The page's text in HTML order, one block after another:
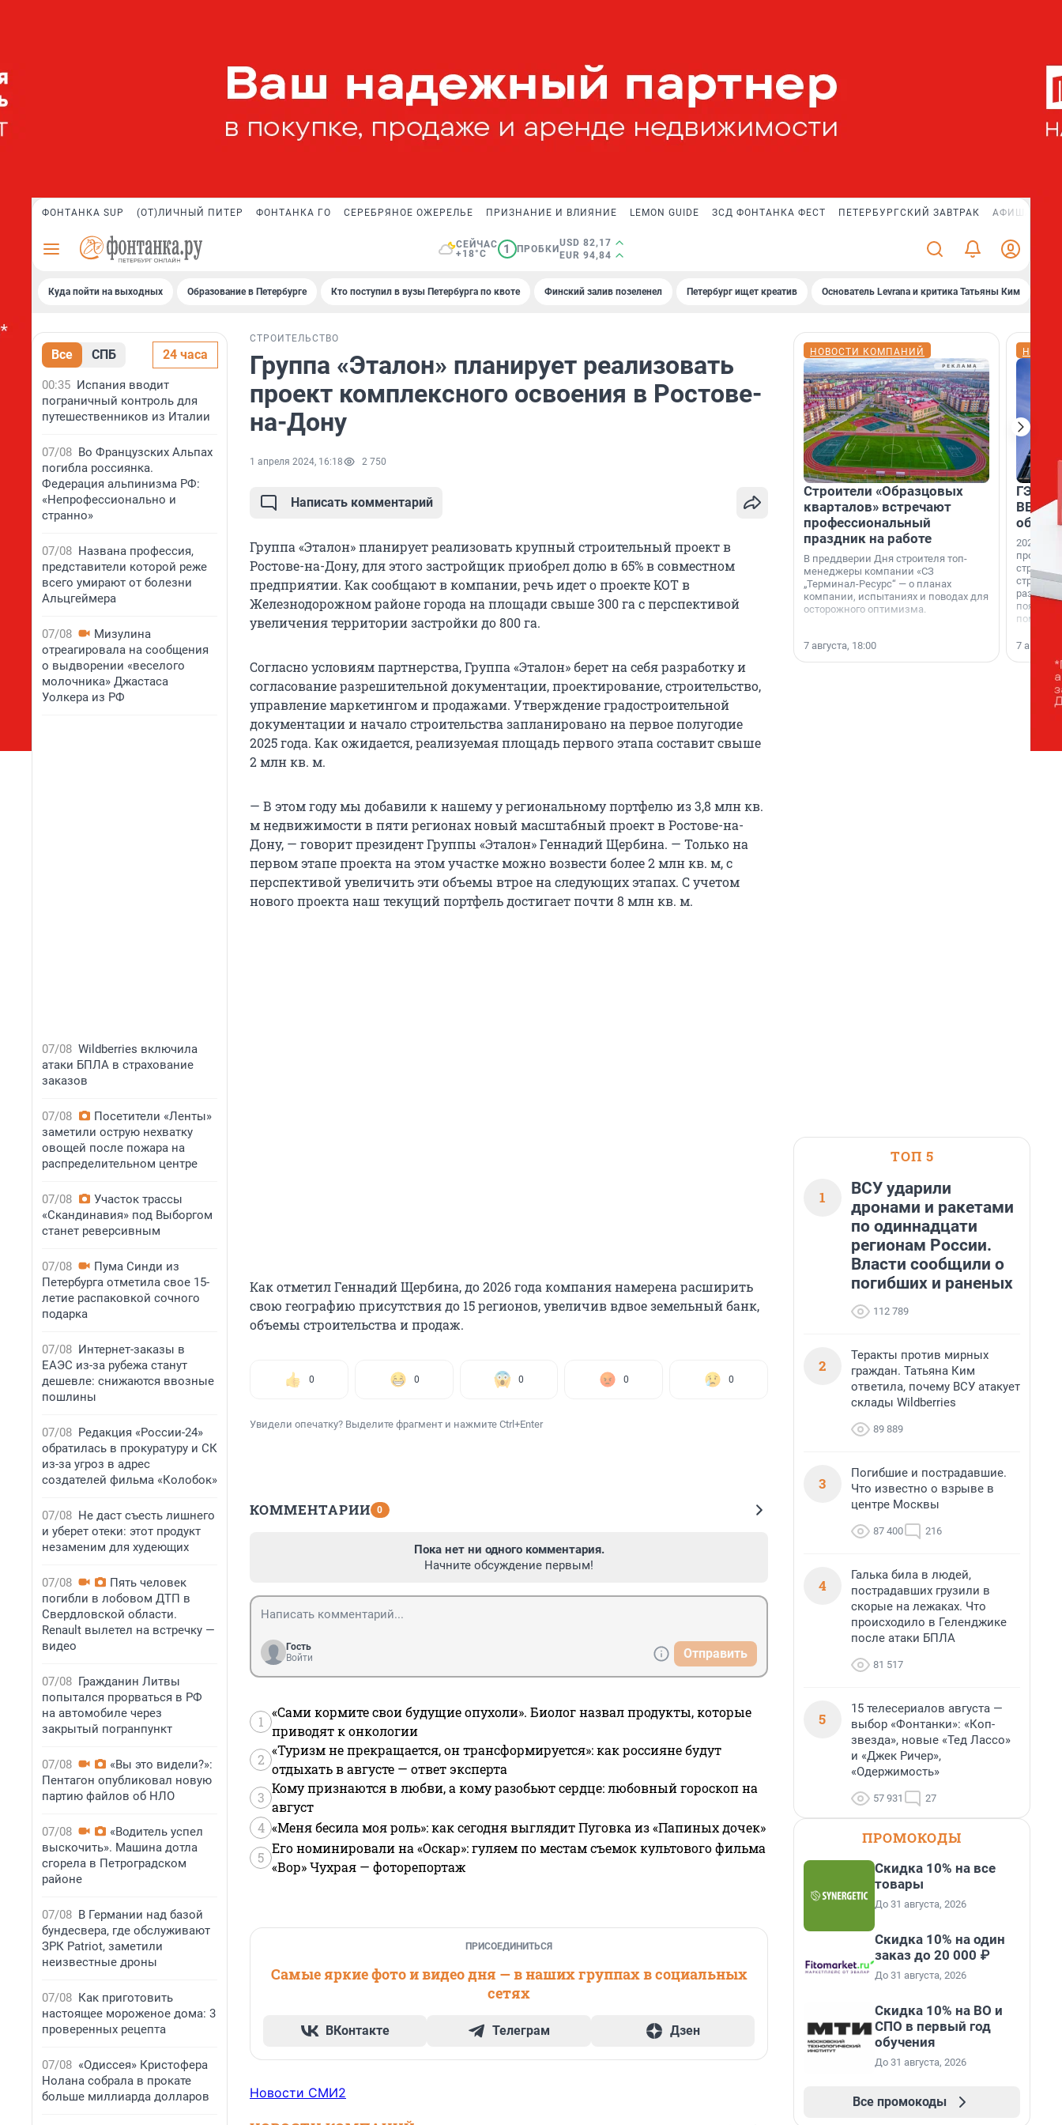
ФОНТАНКА SUP (ОТ)ЛИЧНЫЙ ПИТЕР ФОНТАНКА ГО СЕРЕБРЯНОЕ ОЖЕРЕЛЬЕ ПРИЗНАНИЕ И ВЛИЯНИЕ LEMON GUIDE ЗСД ФОНТАНКА ФЕСТ ПЕТЕРБУРГСКИЙ ЗАВТРАК АФИША PLUS
СЕЙЧАС
+18°C
1 ПРОБКИ
USD 82,17
EUR 94,84
Куда пойти на выходных Образование в Петербурге Кто поступил в вузы Петербурга по квоте Финский залив позеленел Петербург ищет креатив Основатель Levrana и критика Татьяны Ким
Все СПБ 24 часа
00:35 Испания вводит
пограничный контроль для
путешественников из Италии
07/08 Во Французских Альпах
погибла россиянка.
Федерация альпинизма РФ:
«Непрофессионально и
странно»
07/08 Названа профессия,
представители которой реже
всего умирают от болезни
Альцгеймера
07/08
Мизулина
отреагировала на сообщения
о выдворении «веселого
молочника» Джастаса
Уолкера из РФ
07/08 Wildberries включила
атаки БПЛА в страхование
заказов
07/08
Посетители «Ленты»
заметили острую нехватку
овощей после пожара на
распределительном центре
07/08
Участок трассы
«Скандинавия» под Выборгом
станет реверсивным
07/08
Пума Синди из
Петербурга отметила свое 15-
летие распаковкой сочного
подарка
07/08 Интернет-заказы в
ЕАЭС из-за рубежа станут
дешевле: снижаются ввозные
пошлины
07/08 Редакция «России-24»
обратилась в прокуратуру и СК
из-за угроз в адрес
создателей фильма «Колобок»
07/08 Не даст съесть лишнего
и уберет отеки: этот продукт
незаменим для худеющих
07/08
Пять человек
погибли в лобовом ДТП в
Свердловской области.
Renault вылетел на встречку —
видео
07/08 Гражданин Литвы
попытался прорваться в РФ
на автомобиле через
закрытый погранпункт
07/08
«Вы это видели?»:
Пентагон опубликовал новую
партию файлов об НЛО
07/08
«Водитель успел
выскочить». Машина дотла
сгорела в Петроградском
районе
07/08 В Германии над базой
бундесвера, где обслуживают
ЗРК Patriot, заметили
неизвестные дроны
07/08 Как приготовить
настоящее мороженое дома: 3
проверенных рецепта
07/08 «Одиссея» Кристофера
Нолана собрала в прокате
больше миллиарда долларов
СТРОИТЕЛЬСТВО
Группа «Эталон» планирует реализовать
проект комплексного освоения в Ростове-
на-Дону
1 апреля 2024, 16:18 2 750
Написать комментарий
Группа «Эталон» планирует реализовать крупный строительный проект в
Ростове-на-Дону, для этого застройщик приобрел долю в 65% в совместном
предприятии. Как сообщают в компании, речь идет о проекте КОТ в
Железнодорожном районе города на площади свыше 300 га с перспективой
увеличения территории застройки до 800 га.
Согласно условиям партнерства, Группа «Эталон» берет на себя разработку и
согласование разрешительной документации, проектирование, строительство,
управление маркетингом и продажами. Утверждение градостроительной
документации и начало строительства запланировано на первое полугодие
2025 года. Как ожидается, реализуемая площадь первого этапа составит свыше
2 млн кв. м.
— В этом году мы добавили к нашему у региональному портфелю из 3,8 млн кв.
м недвижимости в пяти регионах новый масштабный проект в Ростове-на-
Дону, — говорит президент Группы «Эталон» Геннадий Щербина. — Только на
первом этапе проекта на этом участке можно возвести более 2 млн кв. м, с
перспективой увеличить эти объемы втрое на следующих этапах. С учетом
нового проекта наш текущий портфель достигает почти 8 млн кв. м.
Как отметил Геннадий Щербина, до 2026 года компания намерена расширить
свою географию присутствия до 15 регионов, увеличив вдвое земельный банк,
объемы строительства и продаж.
0 0 0 0 0
Увидели опечатку? Выделите фрагмент и нажмите Ctrl+Enter
КОММЕНТАРИИ 0
Пока нет ни одного комментария.
Начните обсуждение первым!
Гость
Войти
Отправить
1
«Сами кормите свои будущие опухоли». Биолог назвал продукты, которые
приводят к онкологии
2
«Туризм не прекращается, он трансформируется»: как россияне будут
отдыхать в августе — ответ эксперта
3
Кому признаются в любви, а кому разобьют сердце: любовный гороскоп на
август
4 «Меня бесила моя роль»: как сегодня выглядит Пуговка из «Папиных дочек»
5
Его номинировали на «Оскар»: гуляем по местам съемок культового фильма
«Вор» Чухрая — фоторепортаж
ПРИСОЕДИНИТЬСЯ
Самые яркие фото и видео дня — в наших группах в социальных
сетях
ВКонтакте Телеграм Дзен
Новости СМИ2
НОВОСТИ КОМПАНИЙ
Строители «Образцовых
кварталов» встречают
профессиональный
праздник на работе
В преддверии Дня строителя топ-
менеджеры компании «СЗ
„Терминал-Ресурс“ — о планах
компании, испытаниях и поводах для
осторожного оптимизма.
7 августа, 18:00
ГЭС,
ВВП: в
об
2026-й —
раз. В
7
ТОП 5
1
ВСУ ударили
дронами и ракетами
по одиннадцати
регионам России.
Власти сообщили о
погибших и раненых
112 789
2
Теракты против мирных
граждан. Татьяна Ким
ответила, почему ВСУ атакует
склады Wildberries
89 889
3
Погибшие и пострадавшие.
Что известно о взрыве в
центре Москвы
87 400 216
4
Галька била в людей,
пострадавших грузили в
скорые на лежаках. Что
происходило в Геленджике
после атаки БПЛА
81 517
5
15 телесериалов августа —
выбор «Фонтанки»: «Коп-
звезда», новые «Тед Лассо»
и «Джек Ричер»,
«Одержимость»
57 931 27
ПРОМОКОДЫ
Скидка 10% на все
товары
До 31 августа, 2026
Скидка 10% на один
заказ до 20 000 ₽
До 31 августа, 2026
Скидка 10% на ВО и
СПО в первый год
обучения
До 31 августа, 2026
Все промокоды